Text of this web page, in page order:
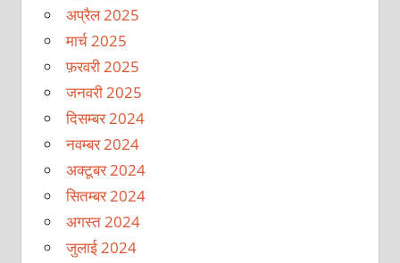
अप्रैल 2025
मार्च 2025
फ़रवरी 2025
जनवरी 2025
दिसम्बर 2024
नवम्बर 2024
अक्टूबर 2024
सितम्बर 2024
अगस्त 2024
जुलाई 2024